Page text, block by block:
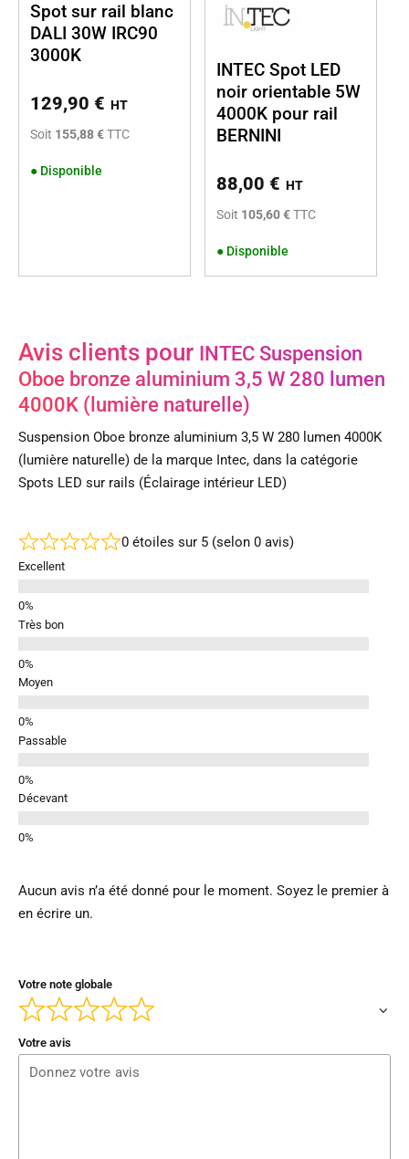
Spot sur rail blanc
DALI 30W IRC90
3000K
129,90 € HT
Soit 155,88 €TTC
● Disponible
INTEC Spot LED
noir orientable 5W
4000K pour rail
BERNINI
88,00 € HT
Soit 105,60 €TTC
● Disponible
Avis clients pour INTEC Suspension
Oboe bronze aluminium 3,5 W 280 lumen
4000K (lumière naturelle)
Suspension Oboe bronze aluminium 3,5 W 280 lumen 4000K
(lumière naturelle) de la marque Intec, dans la catégorie
Spots LED sur rails (Éclairage intérieur LED)
0 étoiles sur 5 (selon 0 avis)
Excellent
Très bon
Moyen
Passable
Décevant
Aucun avis n’a été donné pour le moment. Soyez le premier à
en écrire un.
Votre note globale
Votre avis